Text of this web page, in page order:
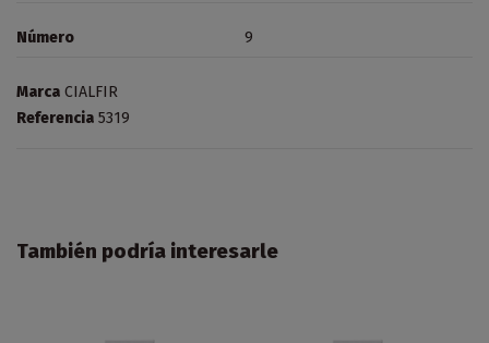
Número 9
Marca CIALFIR
Referencia 5319
También podría interesarle